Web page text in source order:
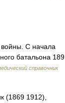
С начала
батальона 189
справочник
(1869 1912),